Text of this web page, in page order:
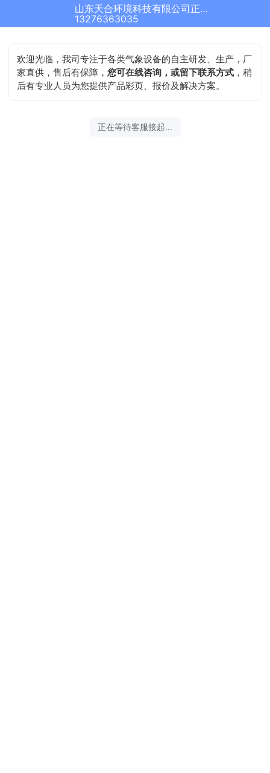
山东天合环境科技有限公司正在为您服务
13276363035
欢迎光临，我司专注于各类气象设备的自主研发、生产，厂
家直供，售后有保障，您可在线咨询，或留下联系方式 ，稍
后有专业人员为您提供产品彩页、报价及解决方案。
正在等待客服接起...